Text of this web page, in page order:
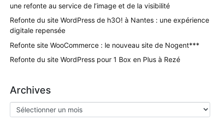
une refonte au service de l’image et de la visibilité
Refonte du site WordPress de h3O! à Nantes : une expérience
digitale repensée
Refonte site WooCommerce : le nouveau site de Nogent***
Refonte du site WordPress pour 1 Box en Plus à Rezé
Archives